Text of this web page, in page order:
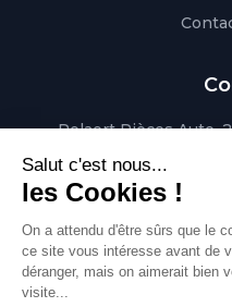
Polaert Pièces Auto,
02